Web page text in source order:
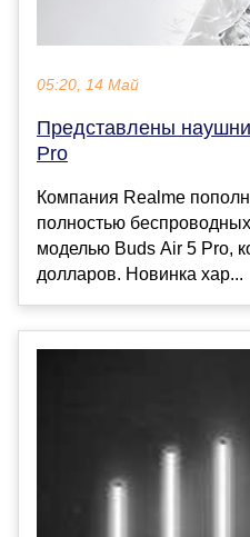
05:20, 14 Май
Представлены
Pro
Компания Realme
полностью
моделью Buds Air 5 Pro,
долларов. Новинка хар...